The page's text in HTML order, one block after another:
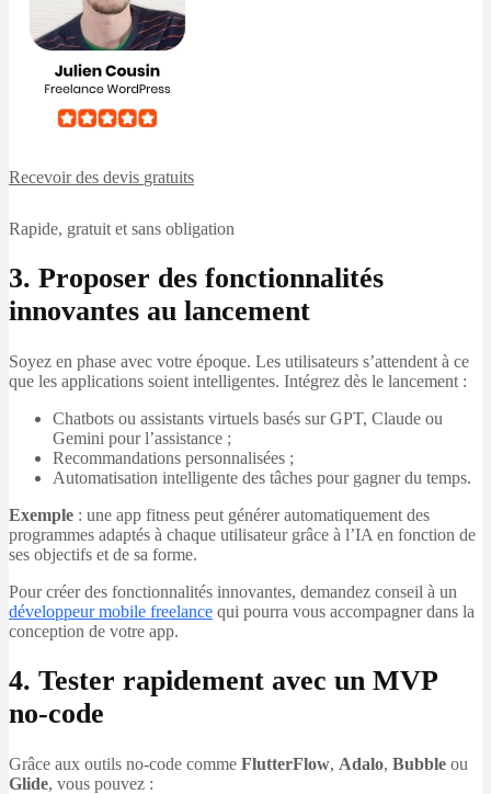
Recevoir des devis gratuits
Rapide, gratuit et sans obligation
3. Proposer des fonctionnalités
innovantes au lancement
Soyez en phase avec votre époque. Les utilisateurs s’attendent à ce
que les applications soient intelligentes. Intégrez dès le lancement :
Chatbots ou assistants virtuels basés sur GPT, Claude ou
Gemini pour l’assistance ;
Recommandations personnalisées ;
Automatisation intelligente des tâches pour gagner du temps.
Exemple : une app fitness peut générer automatiquement des
programmes adaptés à chaque utilisateur grâce à l’IA en fonction de
ses objectifs et de sa forme.
Pour créer des fonctionnalités innovantes, demandez conseil à un
développeur mobile freelance qui pourra vous accompagner dans la
conception de votre app.
4. Tester rapidement avec un MVP
no-code
Grâce aux outils no-code comme FlutterFlow, Adalo, Bubble ou
Glide, vous pouvez :